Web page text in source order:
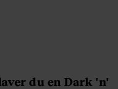
du en Dark 'n'